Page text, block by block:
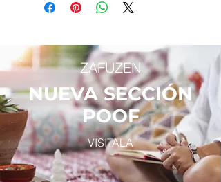
ZAFUZEN
NUEVA SECCIÓN
POOF
VISITALA